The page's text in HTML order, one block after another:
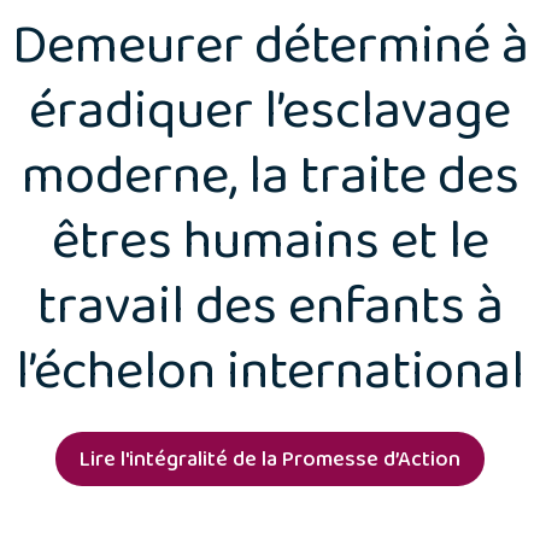
Demeurer déterminé à
éradiquer l’esclavage
moderne, la traite des
êtres humains et le
travail des enfants à
l’échelon international
Lire l'intégralité de la Promesse d’Action